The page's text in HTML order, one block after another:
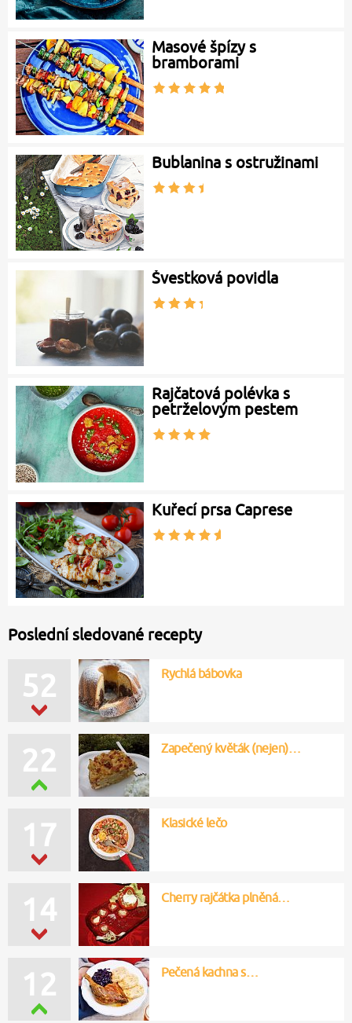
Masové špízy s
bramborami
Bublanina s ostružinami
Švestková povidla
Rajčatová polévka s
petrželovým pestem
Kuřecí prsa Caprese
Poslední sledované recepty
52 Rychlá bábovka
22 Zapečený květák (nejen)…
17 Klasické lečo
14 Cherry rajčátka plněná…
12 Pečená kachna s…